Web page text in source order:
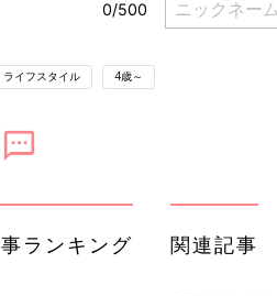
ライフスタイル 4歳～
ランキング 関連記事